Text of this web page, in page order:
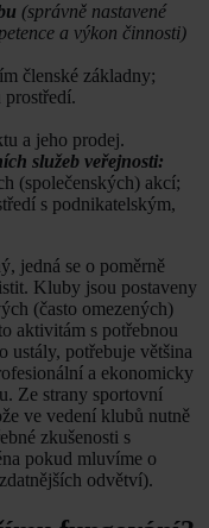
(správně nastavené
a výkon činnosti)
členské základny;
a jeho prodej.
služeb veřejnosti:
(společenských) akcí;
s podnikatelským,
jedná se o poměrně
Kluby jsou postaveny
(často omezených)
aktivitám s potřebnou
ustály, potřebuje většina
a ekonomicky
Ze strany sportovní
ve vedení klubů nutně
zkušenosti s
pokud mluvíme o
odvětví).